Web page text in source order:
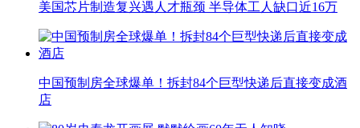
美国芯片制造复兴遇人才瓶颈 半导体工人缺口近16万
中国预制房全球爆单！拆封84个巨型快递后直接变成酒
店